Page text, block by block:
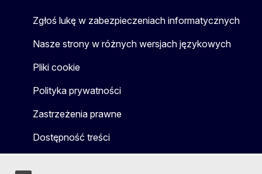
Zgłoś lukę w zabezpieczeniach informatycznych
Nasze strony w różnych wersjach językowych
Pliki cookie
Polityka prywatności
Zastrzeżenia prawne
Dostępność treści